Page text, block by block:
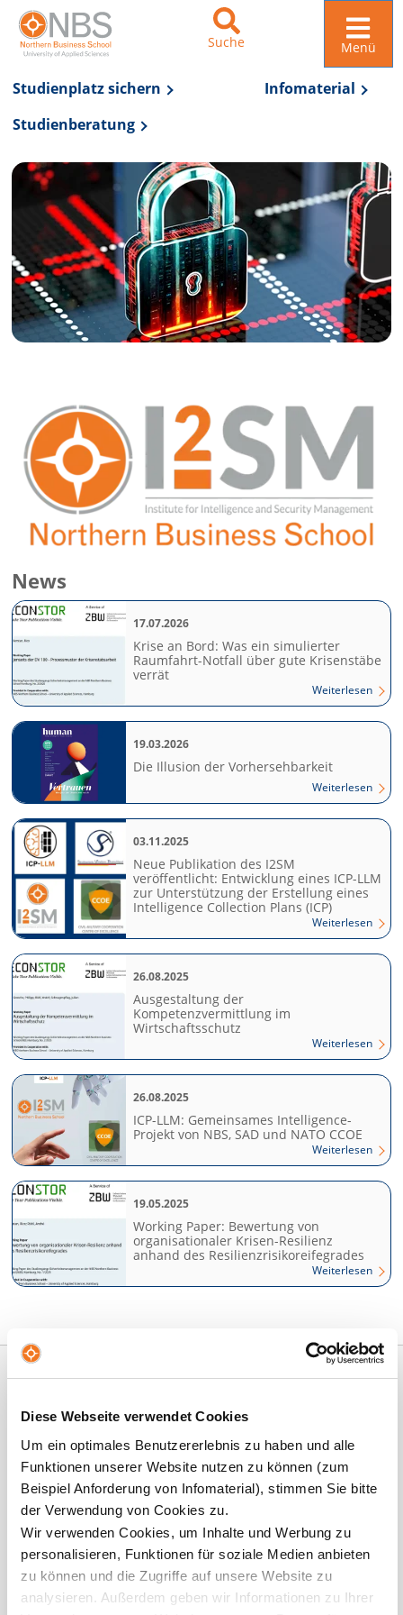
Diese Webseite verwendet Cookies
Um ein optimales Benutzererlebnis zu haben und alle
Funktionen unserer Website nutzen zu können (zum
Beispiel Anforderung von Infomaterial), stimmen Sie bitte
der Verwendung von Cookies zu.
Wir verwenden Cookies, um Inhalte und Werbung zu
personalisieren, Funktionen für soziale Medien anbieten
zu können und die Zugriffe auf unsere Website zu
analysieren. Außerdem geben wir Informationen zu Ihrer
Zur Navigation springen
Zum Inhalt springen
Suche Menü
Studienplatz sichern
Infomaterial
Studienberatung
News
17.07.2026
Krise an Bord: Was ein simulierter
Raumfahrt-Notfall über gute Krisenstäbe
verrät
Weiterlesen
19.03.2026
Die Illusion der Vorhersehbarkeit
Weiterlesen
03.11.2025
Neue Publikation des I2SM
veröffentlicht: Entwicklung eines ICP-LLM
zur Unterstützung der Erstellung eines
Intelligence Collection Plans (ICP)
Weiterlesen
26.08.2025
Ausgestaltung der
Kompetenzvermittlung im
Wirtschaftsschutz
Weiterlesen
26.08.2025
ICP-LLM: Gemeinsames Intelligence-
Projekt von NBS, SAD und NATO CCOE
Weiterlesen
19.05.2025
Working Paper: Bewertung von
organisationaler Krisen-Resilienz
anhand des Resilienzrisikoreifegrades
Weiterlesen
WEITER...
Das Team
WEITER...